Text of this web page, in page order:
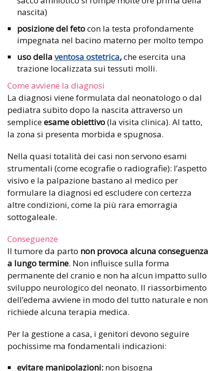
nascita)
posizione del fetocon la testa profondamente
impegnata nel bacino materno per molto tempo
uso della ventosa ostetrica,che esercita una
trazione localizzata sui tessuti molli.
Come avviene la diagnosi
La diagnosi viene formulata dal neonatologo o dal
pediatra subito dopo la nascita attraverso un
sempliceesame obiettivo(la visita clinica). Al tatto,
la zona si presenta morbida e spugnosa.
Nella quasi totalità dei casi non servono esami
strumentali (come ecografie o radiografie): l’aspetto
visivo e la palpazione bastano al medico per
formulare la diagnosi ed escludere con certezza
altre condizioni, come la più rara emorragia
sottogaleale.
Conseguenze
Il tumore da parto non provoca alcuna conseguenza
a lungo termine. Non influisce sulla forma
permanente del cranio e non ha alcun impatto sullo
sviluppo neurologico del neonato. Il riassorbimento
dell’edema avviene in modo del tutto naturale e non
richiede alcuna terapia medica.
Per la gestione a casa, i genitori devono seguire
pochissime ma fondamentali indicazioni:
evitare manipolazioni: non bisogna